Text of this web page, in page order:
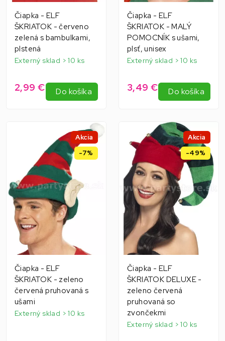
Čiapka - ELF
ŠKRIATOK - červeno
zelená s bambulkami,
plstená
Externý sklad > 10 ks
2,99 € Do košíka
Čiapka - ELF
ŠKRIATOK - MALÝ
POMOCNÍK s ušami,
plsť, unisex
Externý sklad > 10 ks
3,49 € Do košíka
Akcia
-7%
Čiapka - ELF
ŠKRIATOK - zeleno
červená pruhovaná s
ušami
Externý sklad > 10 ks
Akcia
-49%
Čiapka - ELF
ŠKRIATOK DELUXE -
zeleno červená
pruhovaná so
zvončekmi
Externý sklad > 10 ks